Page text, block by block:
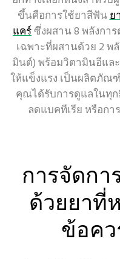
ขึ้นคือการใช้ยาสีฟันย
แคร์ซึ่งผสาน 8 พลังกา
เฉพาะที่ผสานด้วย 2 พ
มินต์) พร้อมวิตามินอีแล
ให้แข็งแรง เป็นผลิตภัณ
คุณได้รับการดูแลในทุ
ลดแบคทีเรีย หรือกา
การจัดกา
ด้วยยาที่
ข้อค